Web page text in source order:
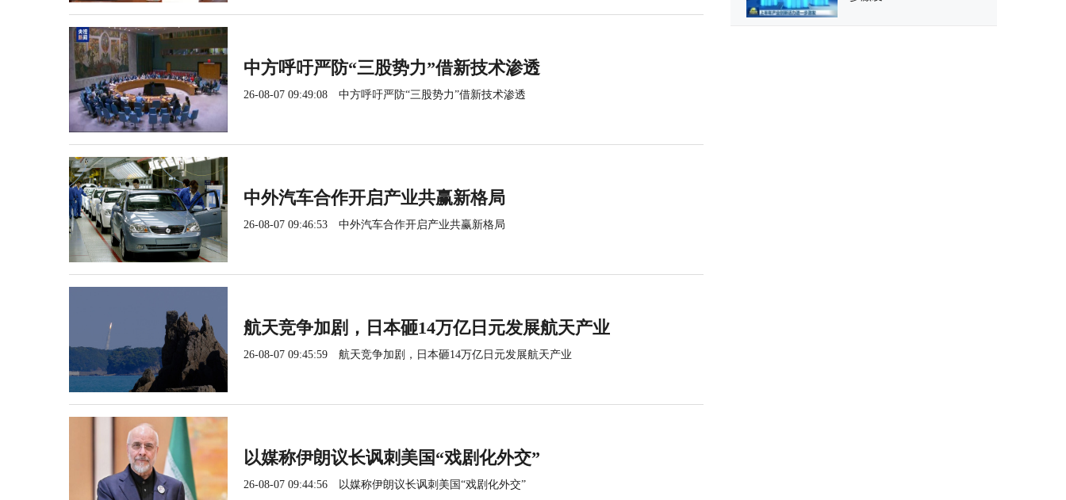
中方呼吁严防“三股势力”借新技术渗透
26-08-07 09:49:08 中方呼吁严防“三股势力”借新技术渗透
中外汽车合作开启产业共赢新格局
26-08-07 09:46:53 中外汽车合作开启产业共赢新格局
航天竞争加剧，日本砸14万亿日元发展航天产业
26-08-07 09:45:59 航天竞争加剧，日本砸14万亿日元发展航天产业
以媒称伊朗议长讽刺美国“戏剧化外交”
26-08-07 09:44:56 以媒称伊朗议长讽刺美国“戏剧化外交”